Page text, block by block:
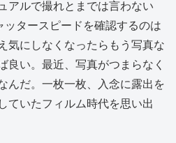
アルで撮れとまでは言わない
ッタースピードを確認するのは
気にしなくなったらもう写真な
良い。最近、写真がつまらなく
んだ。一枚一枚、入念に露出を
ていたフィルム時代を思い出